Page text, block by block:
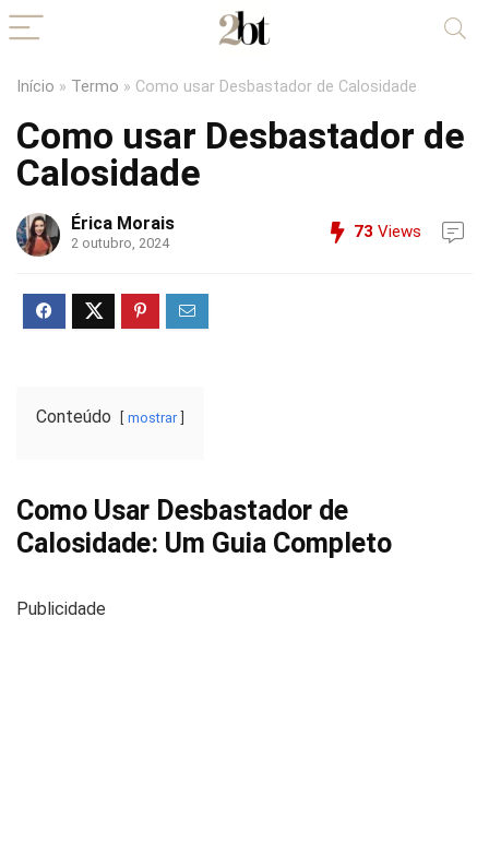
Início » Termo » Como usar Desbastador de Calosidade
Como usar Desbastador de
Calosidade
Érica Morais
2 outubro, 2024
73 Views
Conteúdo mostrar
Como Usar Desbastador de
Calosidade: Um Guia Completo
Publicidade